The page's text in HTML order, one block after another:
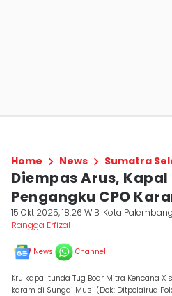
Home News Sumatra
Diempas Arus, Kapal
Pengangku CPO
15 Okt 2025, 18:26 WIB Kota Palembang
Rangga Erfizal
News Channel
Kru kapal tunda Tug Boar Mitra Kencana
karam di Sungai Musi (Dok: Ditpolairud